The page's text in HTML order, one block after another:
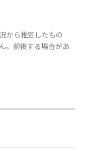
から推定したもの
。前後する場合があ